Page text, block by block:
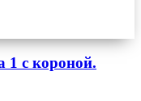
с короной.